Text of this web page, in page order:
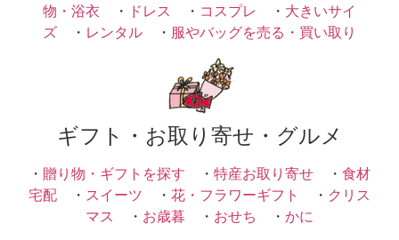
物・浴衣 ・ ドレス ・ コスプレ ・ 大きいサイ
ズ ・ レンタル ・ 服やバッグを売る・買い取り
ギフト・お取り寄せ・グルメ
・ 贈り物・ギフトを探す ・ 特産お取り寄せ ・ 食材
宅配 ・ スイーツ ・ 花・フラワーギフト ・ クリス
マス ・ お歳暮 ・ おせち ・ かに